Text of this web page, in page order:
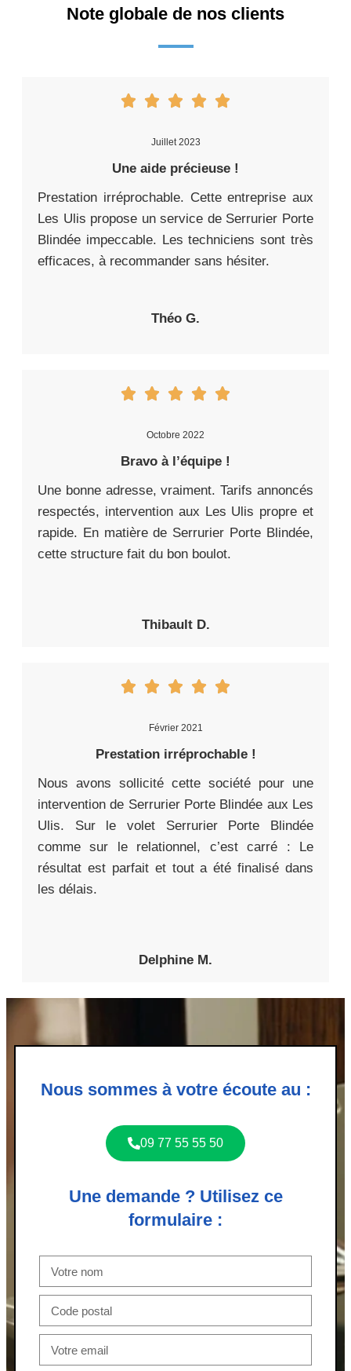
Note globale de nos clients
Juillet 2023
Une aide précieuse !
Prestation irréprochable. Cette entreprise aux
Les Ulis propose un service de Serrurier Porte
Blindée impeccable. Les techniciens sont très
efficaces, à recommander sans hésiter.
Théo G.
Octobre 2022
Bravo à l’équipe !
Une bonne adresse, vraiment. Tarifs annoncés
respectés, intervention aux Les Ulis propre et
rapide. En matière de Serrurier Porte Blindée,
cette structure fait du bon boulot.
Thibault D.
Février 2021
Prestation irréprochable !
Nous avons sollicité cette société pour une
intervention de Serrurier Porte Blindée aux Les
Ulis. Sur le volet Serrurier Porte Blindée
comme sur le relationnel, c’est carré : Le
résultat est parfait et tout a été finalisé dans
les délais.
Delphine M.
Nous sommes à votre écoute au :
09 77 55 55 50
Une demande ? Utilisez ce
formulaire :